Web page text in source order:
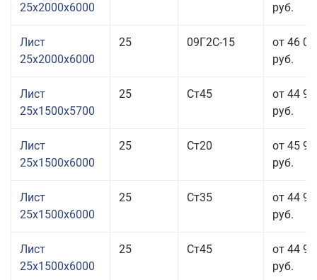
25x2000x6000
руб.
Лист
25x2000x6000
25 09Г2С-15
от 46
руб.
Лист
25x1500x5700
25 Ст45
от 44
руб.
Лист
25x1500x6000
25 Ст20
от 45
руб.
Лист
25x1500x6000
25 Ст35
от 44
руб.
Лист
25x1500x6000
25 Ст45
от 44
руб.